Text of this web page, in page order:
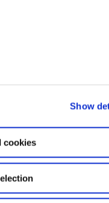
Show
cookies